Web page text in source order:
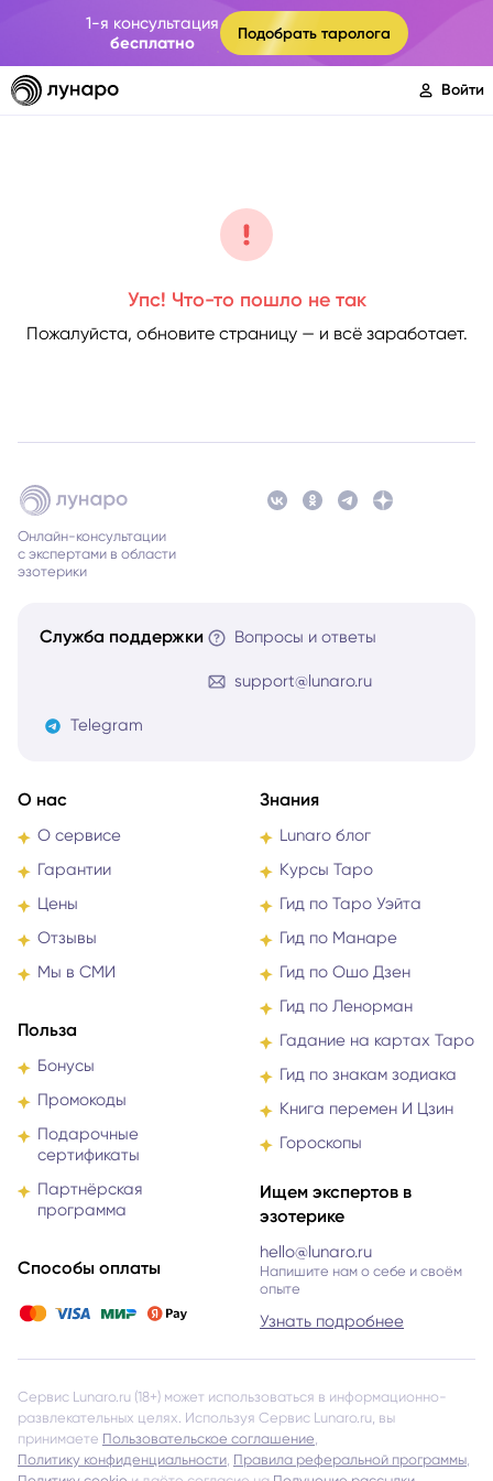
1-я консультация
бесплатно
Подобрать таролога
Войти
Упс! Что-то пошло не так
Пожалуйста, обновите страницу — и всё заработает.
Онлайн-консультации
с экспертами в области
эзотерики
Служба поддержки Вопросы и ответы
support@lunaro.ru
Telegram
О нас
О сервисе
Гарантии
Цены
Отзывы
Мы в СМИ
Польза
Бонусы
Промокоды
Подарочные
сертификаты
Партнёрская
программа
Способы оплаты
Знания
Lunaro блог
Курсы Таро
Гид по Таро Уэйта
Гид по Манаре
Гид по Ошо Дзен
Гид по Ленорман
Гадание на картах Таро
Гид по знакам зодиака
Книга перемен И Цзин
Гороскопы
Ищем экспертов в
эзотерике
hello@lunaro.ru
Напишите нам о себе и своём
опыте
Узнать подробнее
Сервис Lunaro.ru (18+) может использоваться в информационно-
развлекательных целях. Используя Сервис Lunaro.ru, вы
принимаете Пользовательское соглашение,
Политику конфиденциальности, Правила реферальной программы,